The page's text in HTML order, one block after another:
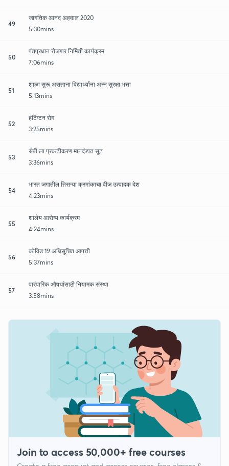
49
जागतिक आनंद अहवाल 2020
5:30mins
50
पंतप्रधान रोजगार निर्मिती कार्यक्रम
7:06mins
51
शाळा सुरू असताना विद्यार्थ्यांना अन्न सुरक्षा भत्ता
5:13mins
52
हंटिंग्टन रोग
3:25mins
53
सेबी ला प्रकटीकरण मानदंडात सूट
3:36mins
54
भारत जगातील तिसऱ्या क्रमांकाचा वीज उत्पादक देश
4:23mins
55
शालेय आरोग्य कार्यक्रम
4:24mins
56
कोविड 19 अधिसूचित आपत्ती
5:37mins
57
पारंपारिक औषधांसाठी नियामक संस्था
3:58mins
Join to access 50,000+ free courses